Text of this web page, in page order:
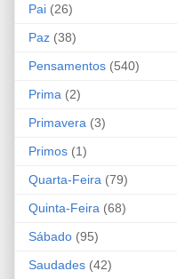
Pai (26)
Paz (38)
Pensamentos (540)
Prima (2)
Primavera (3)
Primos (1)
Quarta-Feira (79)
Quinta-Feira (68)
Sábado (95)
Saudades (42)